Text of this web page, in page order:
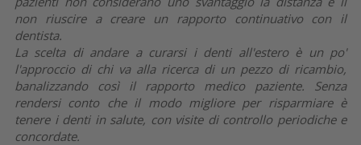
non riuscire a creare un rapporto continuativo con il
dentista.
La scelta di andare a curarsi i denti all'estero è un po'
l'approccio di chi va alla ricerca di un pezzo di ricambio,
banalizzando così il rapporto medico paziente. Senza
rendersi conto che il modo migliore per risparmiare è
tenere i denti in salute, con visite di controllo periodiche e
concordate.